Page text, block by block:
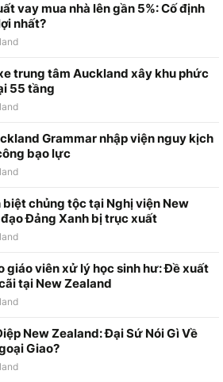
vay mua nhà lên gần 5%: Cố định
nhất?
trung tâm Auckland xây khu phức
55 tầng
Grammar nhập viện nguy kịch
bạo lực
biệt chủng tộc tại Nghị viện New
Đảng Xanh bị trục xuất
giáo viên xử lý học sinh hư: Đề xuất
tại New Zealand
New Zealand: Đại Sứ Nói Gì Về
Giao?